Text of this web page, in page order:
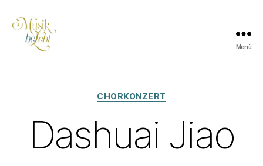
Menü
Kategorien
CHORKONZERT
Dashuai Jiao